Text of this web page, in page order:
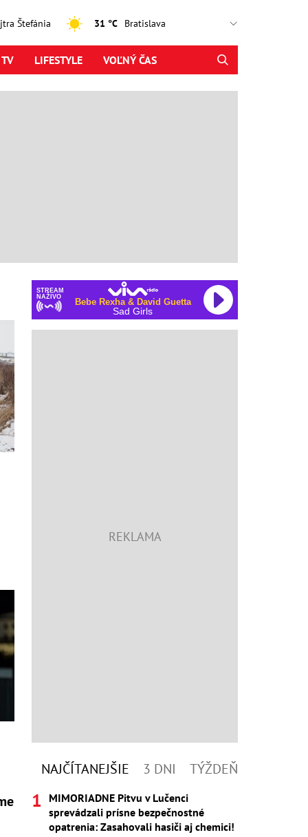
Štefánia 31 °C
LIFESTYLE VOĽNÝ ČAS
STREAM
NAŽIVO
Bebe Rexha & David Guetta
Sad Girls
NAJČÍTANEJŠIE 3 DNI TÝŽDEŇ
MIMORIADNE Pitvu v Lučenci
sprevádzali prísne bezpečnostné
opatrenia: Zasahovali hasiči aj chemici!